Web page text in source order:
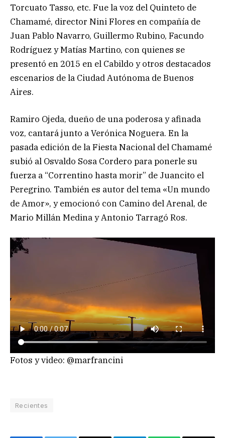
Torcuato Tasso, etc. Fue la voz del Quinteto de
Chamamé, director Nini Flores en compañía de
Juan Pablo Navarro, Guillermo Rubino, Facundo
Rodríguez y Matías Martino, con quienes se
presentó en 2015 en el Cabildo y otros destacados
escenarios de la Ciudad Autónoma de Buenos
Aires.
Ramiro Ojeda, dueño de una poderosa y afinada
voz, cantará junto a Verónica Noguera. En la
pasada edición de la Fiesta Nacional del Chamamé
subió al Osvaldo Sosa Cordero para ponerle su
fuerza a “Correntino hasta morir” de Juancito el
Peregrino. También es autor del tema «Un mundo
de Amor», y emocionó con Camino del Arenal, de
Mario Millán Medina y Antonio Tarragó Ros.
Fotos y video: @marfrancini
Recientes